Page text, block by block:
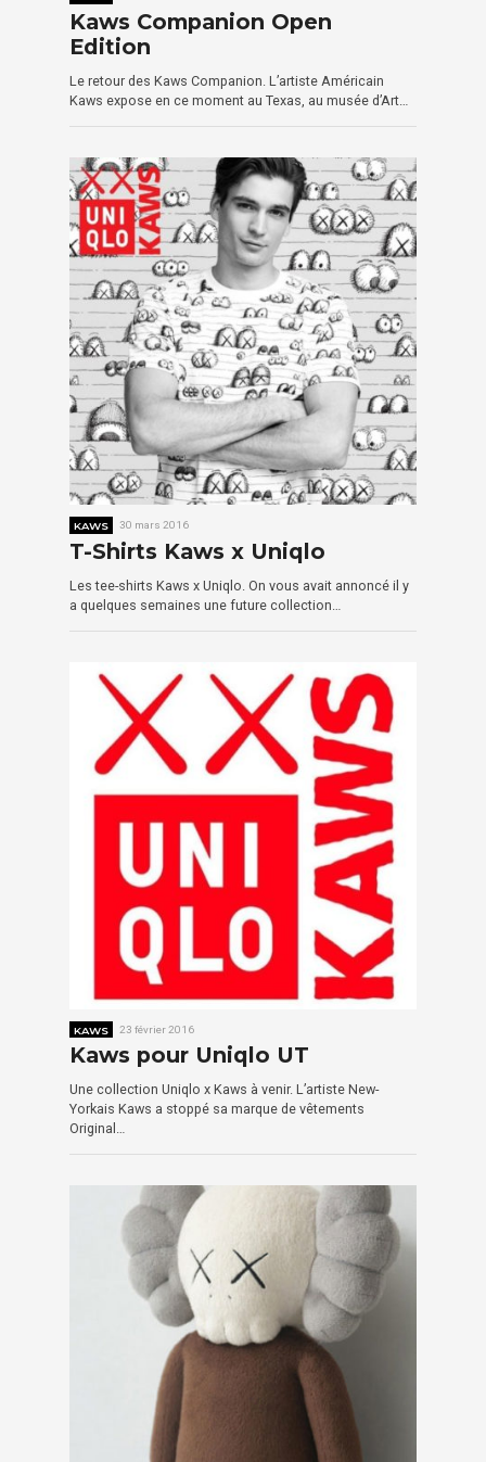
Kaws Companion Open
Edition
Le retour des Kaws Companion. L’artiste Américain
Kaws expose en ce moment au Texas, au musée d’Art…
KAWS 30 mars 2016
T-Shirts Kaws x Uniqlo
Les tee-shirts Kaws x Uniqlo. On vous avait annoncé il y
a quelques semaines une future collection…
KAWS 23 février 2016
Kaws pour Uniqlo UT
Une collection Uniqlo x Kaws à venir. L’artiste New-
Yorkais Kaws a stoppé sa marque de vêtements
Original…